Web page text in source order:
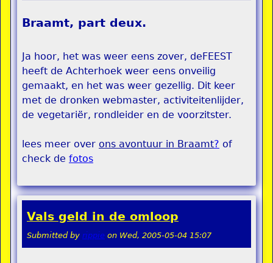
Braamt, part deux.
Ja hoor, het was weer eens zover, deFEEST
heeft de Achterhoek weer eens onveilig
gemaakt, en het was weer gezellig. Dit keer
met de dronken webmaster, activiteitenlijder,
de vegetariër, rondleider en de voorzitster.
lees meer over ons avontuur in Braamt? of
check de fotos
Vals geld in de omloop
Submitted by rippie on Wed, 2005-05-04 15:07